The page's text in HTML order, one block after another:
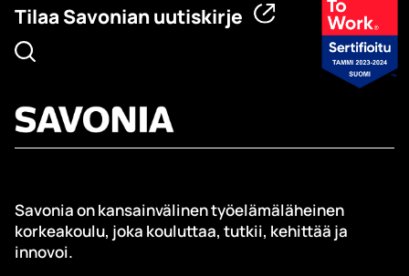
Tilaa Savonian uutiskirje
Savonia on kansainvälinen työelämäläheinen
korkeakoulu, joka kouluttaa, tutkii, kehittää ja
innovoi.